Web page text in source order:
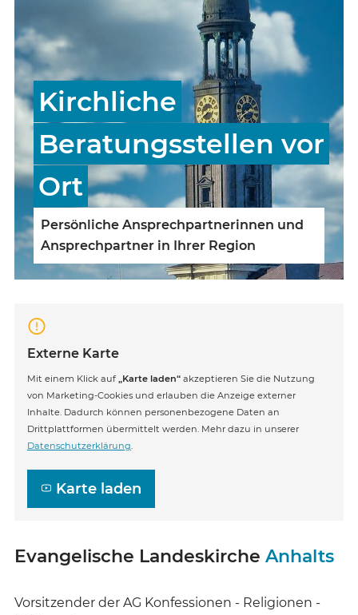
Kirchliche
Beratungsstellen vor
Ort
Persönliche Ansprechpartnerinnen und
Ansprechpartner in Ihrer Region
Externe Karte
Mit einem Klick auf „Karte laden“ akzeptieren Sie die Nutzung
von Marketing-Cookies und erlauben die Anzeige externer
Inhalte. Dadurch können personenbezogene Daten an
Drittplattformen übermittelt werden. Mehr dazu in unserer
Datenschutzerklärung.
Karte laden
Evangelische Landeskirche Anhalts
Vorsitzender der AG Konfessionen - Religionen -